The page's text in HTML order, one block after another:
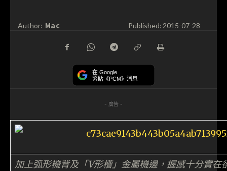
Author: Mac Published:2015-07-28
在 Google
緊貼《PCM》消息
- 廣告 -
加上弧形機背及「V形槽」金屬機邊，握感十分實在